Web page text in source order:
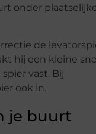
onder
de
hij een kleine
vast. Bij
ook in.
je buurt